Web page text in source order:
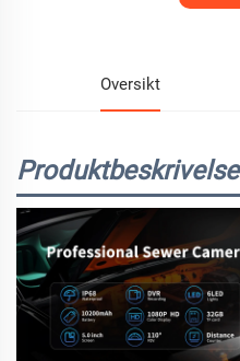
Oversikt
Produktbeskrivelse